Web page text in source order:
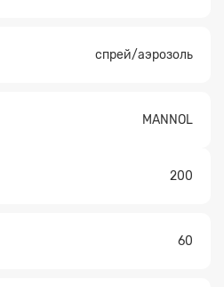
спрей/аэрозоль
MANNOL
200
60